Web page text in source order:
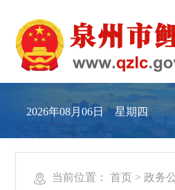
2026年08月06日 星期四
当前位置： 首页 > 政务